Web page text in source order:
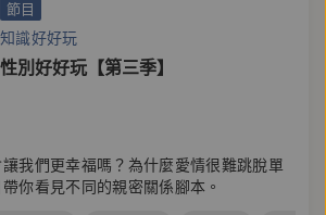
節目
知識好好玩
性別好好玩【第三季】
我們更幸福嗎？為什麼愛情很難跳脫單
你看見不同的親密關係腳本。